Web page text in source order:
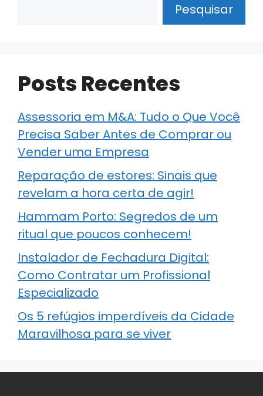
Pesquisar
Posts Recentes
Assessoria em M&A: Tudo o Que Você
Precisa Saber Antes de Comprar ou
Vender uma Empresa
Reparação de estores: Sinais que
revelam a hora certa de agir!
Hammam Porto: Segredos de um
ritual que poucos conhecem!
Instalador de Fechadura Digital:
Como Contratar um Profissional
Especializado
Os 5 refúgios imperdíveis da Cidade
Maravilhosa para se viver